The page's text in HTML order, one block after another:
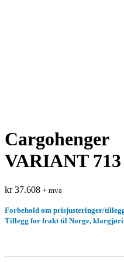
Cargohenger
VARIANT 713
kr37.608 + mva
Forbehold om prisjusteringer/
Tillegg for frakt til Norge,